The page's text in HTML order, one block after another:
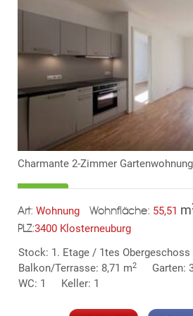
Charmante 2-Zimmer Gartenwohnung
Art: Wohnung Wohnfläche: 55,51 m
PLZ:3400 Klosterneuburg
Stock: 1. Etage / 1tes Obergeschoss
Balkon/Terrasse: 8,71 m2 Garten:
WC: 1
Keller: 1